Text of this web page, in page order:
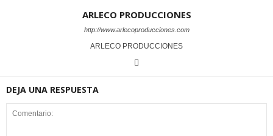
ARLECO PRODUCCIONES
http://www.arlecoproducciones.com
ARLECO PRODUCCIONES
DEJA UNA RESPUESTA